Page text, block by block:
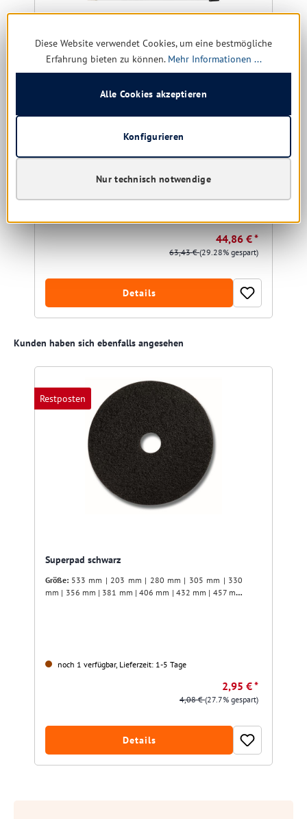
Kränzle Lanzenverlängerung 1000 mm mit
Griffschale (D12 Stecksystem)
44,86 € *
63,43 €(29.28% gespart)
Details
Produktgalerie überspringen
Kunden haben sich ebenfalls angesehen
Restposten
Superpad schwarz
Größe: 533 mm | 203 mm | 280 mm | 305 mm | 330
mm | 356 mm | 381 mm | 406 mm | 432 mm | 457 mm
noch 1 verfügbar, Lieferzeit: 1-5 Tage
2,95 € *
4,08 €(27.7% gespart)
Details
Diese Website verwendet Cookies, um eine bestmögliche
Erfahrung bieten zu können. Mehr Informationen ...
Nur technisch notwendige
Konfigurieren
Alle Cookies akzeptieren